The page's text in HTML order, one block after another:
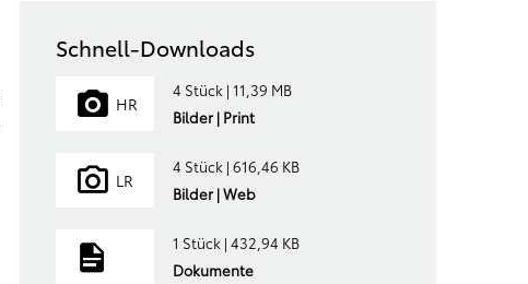
Schnell-Downloads
HR
4 Stück | 11,39 MB
Bilder | Print
LR
4 Stück | 616,46 KB
Bilder | Web
1 Stück | 432,94 KB
Dokumente